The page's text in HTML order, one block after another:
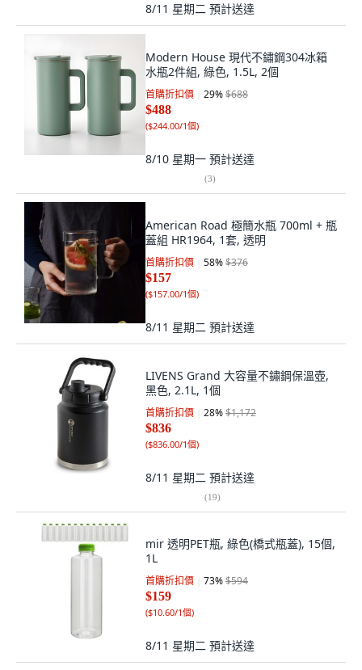
8/11 星期二 預計送達
Modern House 現代不鏽鋼304冰箱
水瓶2件組, 綠色, 1.5L, 2個
首購折扣價 29%$688
$488
($244.00/1個)
8/10 星期一 預計送達
(3)
American Road 極簡水瓶 700ml + 瓶
蓋組 HR1964, 1套, 透明
首購折扣價 58%$376
$157
($157.00/1個)
8/11 星期二 預計送達
LIVENS Grand 大容量不鏽鋼保溫壺,
黑色, 2.1L, 1個
首購折扣價 28%$1,172
$836
($836.00/1個)
8/11 星期二 預計送達
(19)
mir 透明PET瓶, 綠色(橋式瓶蓋), 15個,
1L
首購折扣價 73%$594
$159
($10.60/1個)
8/11 星期二 預計送達